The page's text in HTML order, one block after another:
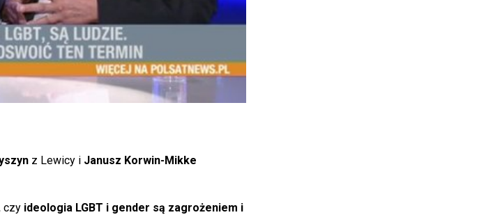
z Lewicy i Janusz Korwin-Mikke
czy ideologia LGBT i gender są zagrożeniem i